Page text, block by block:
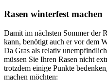
Rasen winterfest machen
Damit im nächsten Sommer der
kann, benötigt auch er vor dem
Da Gras als relativ
müssen Sie Ihren Rasen nicht
trotzdem einige Punkte
machen möchten: